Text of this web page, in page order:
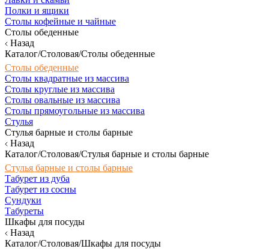
Полки и ящики
Столы кофейные и чайные
Столы обеденные
Назад
Каталог/Столовая/Столы обеденные
Столы обеденные
Столы квадратные из массива
Столы круглые из массива
Столы овальные из массива
Столы прямоугольные из массива
Стулья
Стулья барные и столы барные
Назад
Каталог/Столовая/Стулья барные и столы барные
Стулья барные и столы барные
Табурет из дуба
Табурет из сосны
Сундуки
Табуреты
Шкафы для посуды
Назад
Каталог/Столовая/Шкафы для посуды